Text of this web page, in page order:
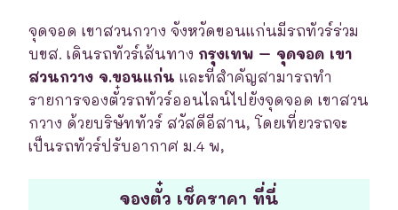
จุดจอด เขาสวนกวาง จังหวัดขอนแก่นมีรถทัวร์ร่วม
บขส. เดินรถทัวร์เส้นทาง กรุงเทพ – จุดจอด เขา
สวนกวาง จ.ขอนแก่น และที่สำคัญสามารถทำ
รายการจองตั๋วรถทัวร์ออนไลน์ไปยังจุดจอด เขาสวน
กวาง ด้วยบริษัททัวร์ สวัสดีอีสาน, โดยเที่ยวรถจะ
เป็นรถทัวร์ปรับอากาศ ม.4 พ,
จองตั๋ว เช็คราคา ที่นี่